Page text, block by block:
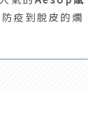
疫到脫皮的爛